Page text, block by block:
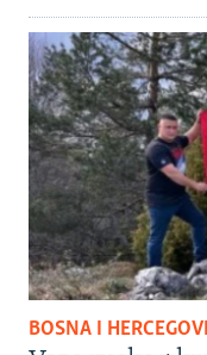
BOSNA I